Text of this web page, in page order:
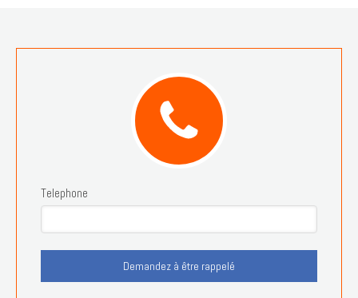
Telephone
Demandez à être rappelé